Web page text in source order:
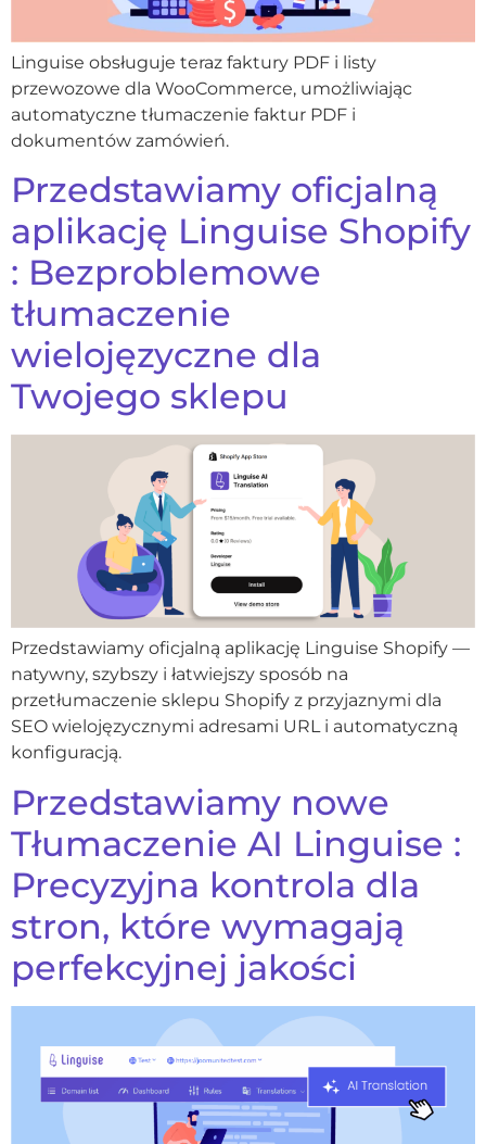
Linguise obsługuje teraz faktury PDF i listy
przewozowe dla WooCommerce, umożliwiając
automatyczne tłumaczenie faktur PDF i
dokumentów zamówień.
Przedstawiamy oficjalną
aplikację Linguise Shopify
: Bezproblemowe
tłumaczenie
wielojęzyczne dla
Twojego sklepu
Przedstawiamy oficjalną aplikację Linguise Shopify —
natywny, szybszy i łatwiejszy sposób na
przetłumaczenie sklepu Shopify z przyjaznymi dla
SEO wielojęzycznymi adresami URL i automatyczną
konfiguracją.
Przedstawiamy nowe
Tłumaczenie AI Linguise :
Precyzyjna kontrola dla
stron, które wymagają
perfekcyjnej jakości